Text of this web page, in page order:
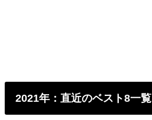
2021年：直近のベスト8一覧